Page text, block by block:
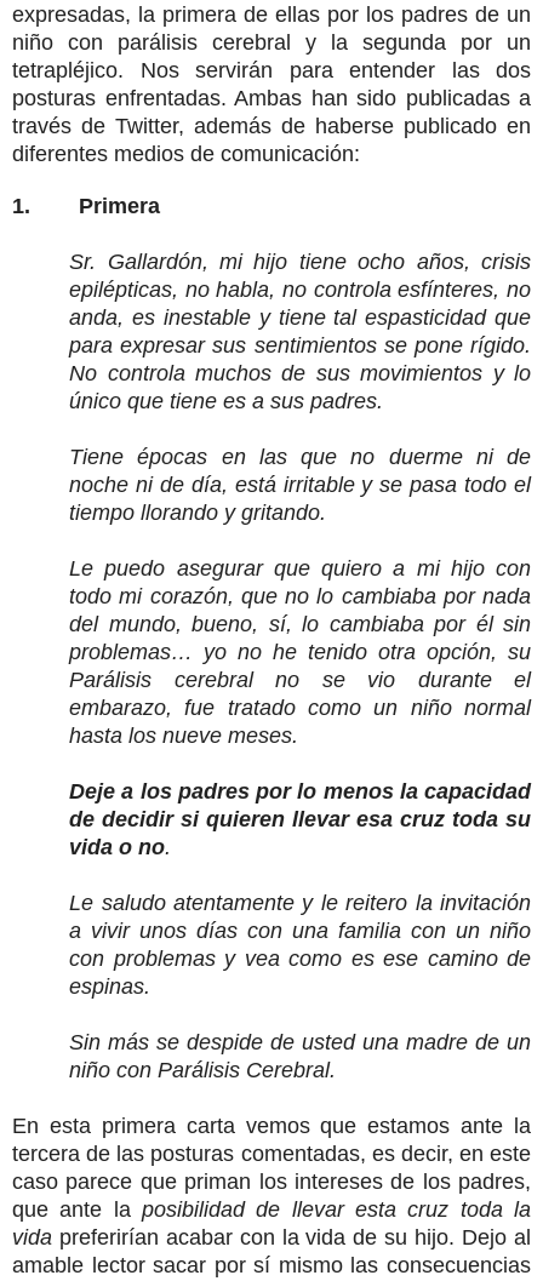
expresadas, la primera de ellas por los padres de un
niño con parálisis cerebral y la segunda por un
tetrapléjico. Nos servirán para entender las dos
posturas enfrentadas. Ambas han sido publicadas a
través de Twitter, además de haberse publicado en
diferentes medios de comunicación:
1. Primera
Sr. Gallardón, mi hijo tiene ocho años, crisis
epilépticas, no habla, no controla esfínteres, no
anda, es inestable y tiene tal espasticidad que
para expresar sus sentimientos se pone rígido.
No controla muchos de sus movimientos y lo
único que tiene es a sus padres.
Tiene épocas en las que no duerme ni de
noche ni de día, está irritable y se pasa todo el
tiempo llorando y gritando.
Le puedo asegurar que quiero a mi hijo con
todo mi corazón, que no lo cambiaba por nada
del mundo, bueno, sí, lo cambiaba por él sin
problemas… yo no he tenido otra opción, su
Parálisis cerebral no se vio durante el
embarazo, fue tratado como un niño normal
hasta los nueve meses.
Deje a los padres por lo menos la capacidad
de decidir si quieren llevar esa cruz toda su
vida o no.
Le saludo atentamente y le reitero la invitación
a vivir unos días con una familia con un niño
con problemas y vea como es ese camino de
espinas.
Sin más se despide de usted una madre de un
niño con Parálisis Cerebral.
En esta primera carta vemos que estamos ante la
tercera de las posturas comentadas, es decir, en este
caso parece que priman los intereses de los padres,
que ante la posibilidad de llevar esta cruz toda la
vida preferirían acabar con la vida de su hijo. Dejo al
amable lector sacar por sí mismo las consecuencias